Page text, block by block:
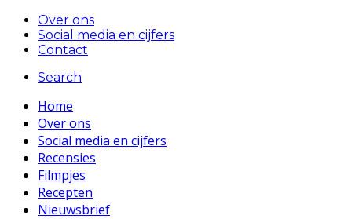
Over ons
Social media en cijfers
Contact
Search
Home
Over ons
Social media en cijfers
Recensies
Filmpjes
Recepten
Nieuwsbrief